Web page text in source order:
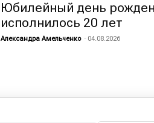
Юбилейный день
исполнилось 20 лет
Александра Амельченко - 04.08.2026